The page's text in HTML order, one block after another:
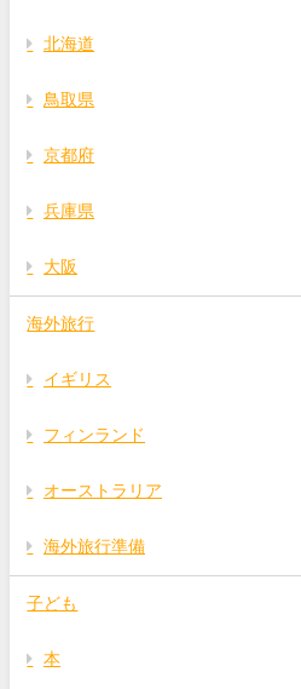
北海道
鳥取県
京都府
兵庫県
大阪
海外旅行
イギリス
フィンランド
オーストラリア
海外旅行準備
子ども
本